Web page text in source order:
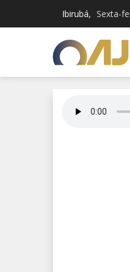
Ibirubá, Sexta-